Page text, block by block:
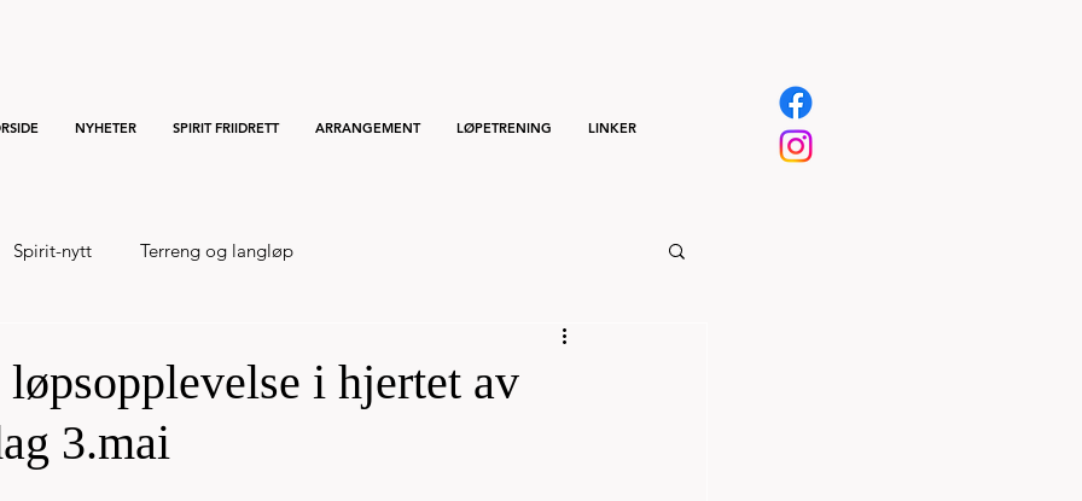
NYHETER SPIRIT FRIIDRETT ARRANGEMENT LØPETRENING LINKER
Spirit-nytt Terreng og langløp
i hjertet av
3.mai